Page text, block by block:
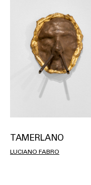
TAMERLANO
LUCIANO FABRO